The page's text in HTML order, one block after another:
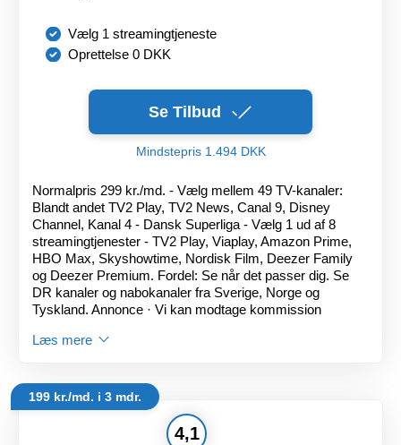
Vælg 1 streamingtjeneste
Oprettelse 0 DKK
Se Tilbud
Mindstepris 1.494 DKK
Normalpris 299 kr./md. - Vælg mellem 49 TV-kanaler:
Blandt andet TV2 Play, TV2 News, Canal 9, Disney
Channel, Kanal 4 - Dansk Superliga - Vælg 1 ud af 8
streamingtjenester - TV2 Play, Viaplay, Amazon Prime,
HBO Max, Skyshowtime, Nordisk Film, Deezer Family
og Deezer Premium. Fordel: Se når det passer dig. Se
DR kanaler og nabokanaler fra Sverige, Norge og
Tyskland. Annonce · Vi kan modtage kommission
Læs mere
199 kr./md. i 3 mdr.
4,1